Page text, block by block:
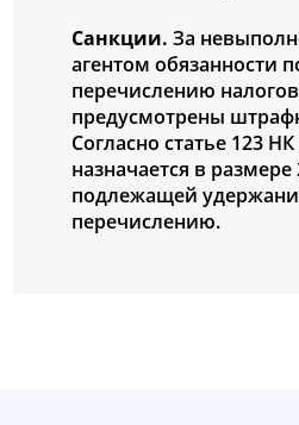
Санкции. За
агентом обязанности
перечислению
предусмотрены
Согласно статье 123
назначается в
подлежащей
перечислению.